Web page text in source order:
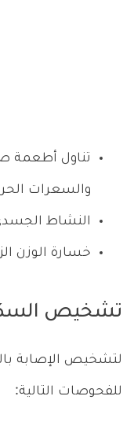
تناول أطعمة
والسعرات
النشاط
خسارة الوزن
تشخيص
لتشخيص الإصابة
للفحوصات التالية: